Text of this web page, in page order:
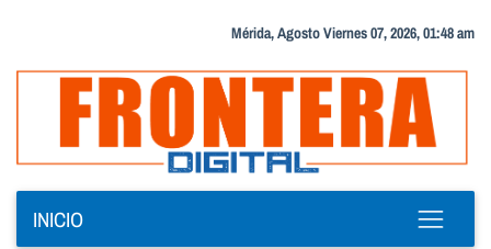
Mérida, Agosto Viernes 07, 2026, 01:48 am
INICIO